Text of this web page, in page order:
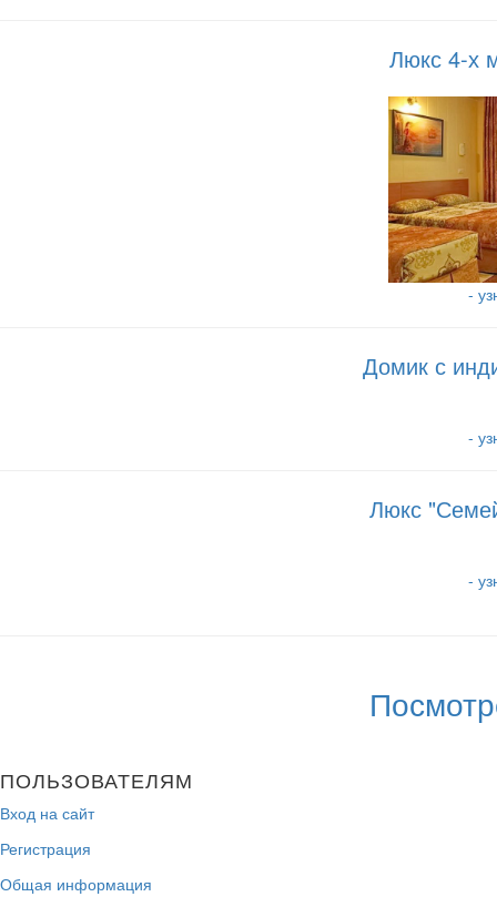
Люкс 4-х
-
Домик с
-
Люкс
-
ПОЛЬЗОВАТЕЛЯМ
Вход на сайт
Регистрация
Общая информация